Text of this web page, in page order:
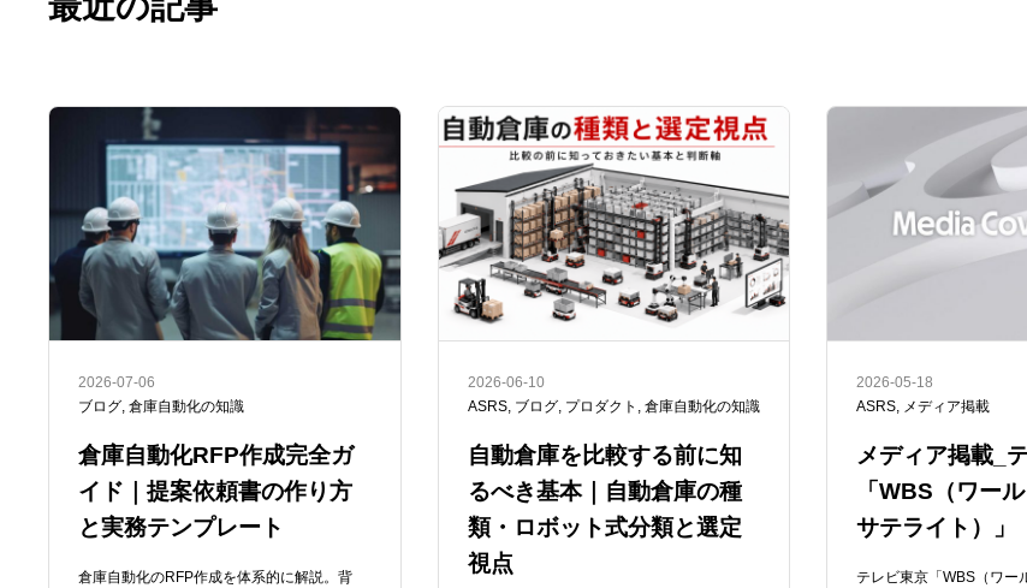
2026-07-06
ブログ, 倉庫自動化の知識
倉庫自動化RFP作成完全ガ
イド｜提案依頼書の作り方
と実務テンプレート
倉庫自動化のRFP作成を体系的に解説。背
2026-06-10
ASRS, ブログ, プロダクト , 倉庫自動化の知識
自動倉庫を比較する前に知
るべき基本｜自動倉庫の種
類・ロボット式分類と選定
視点
2026-05-18
ASRS, メディア掲載
メディア掲載_
「WBS（ワー
サテライト）」
テレビ東京「WBS（ワー